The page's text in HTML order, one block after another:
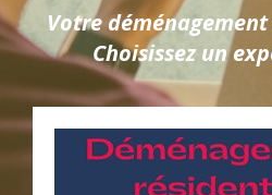
Votre
Choisissez un